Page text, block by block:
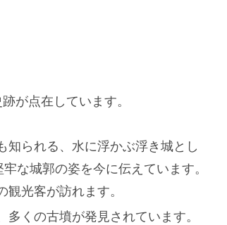
が点在しています。
知られる、水に浮かぶ浮き城とし
な城郭の姿を今に伝えています。
光客が訪れます。
くの古墳が発見されています。